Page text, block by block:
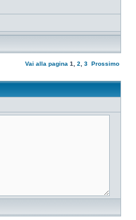
Vai alla pagina 1 2 3 Prossimo